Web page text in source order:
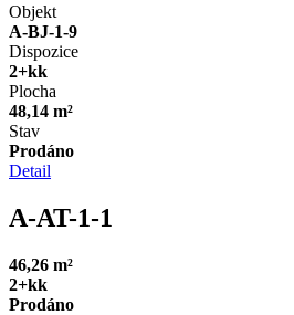
Objekt
A-BJ-1-9
Dispozice
2+kk
Plocha
48,14 m²
Stav
Prodáno
Detail
A-AT-1-1
46,26 m²
2+kk
Prodáno